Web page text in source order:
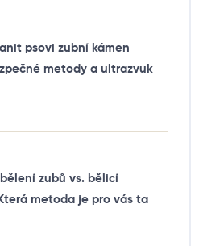
psovi zubní kámen
metody a ultrazvuk
bělení zubů vs. bělicí
metoda je pro vás ta